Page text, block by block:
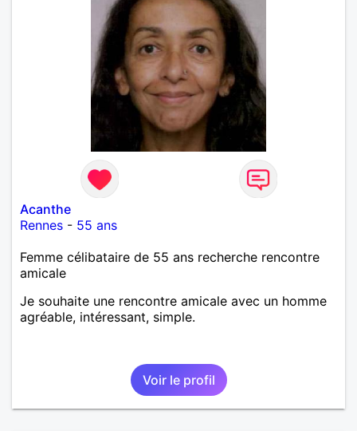
Acanthe
Rennes - 55 ans
Femme célibataire de 55 ans recherche rencontre
amicale
Je souhaite une rencontre amicale avec un homme
agréable, intéressant, simple.
Voir le profil